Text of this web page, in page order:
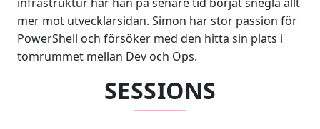
mer mot utvecklarsidan. Simon har stor passion för
PowerShell och försöker med den hitta sin plats i
tomrummet mellan Dev och Ops.
SESSIONS